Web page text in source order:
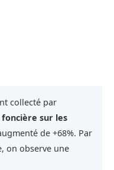
collecté par
sur les
de +68%. Par
on observe une